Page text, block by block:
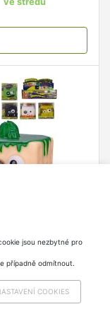
cm - mix
– možnost
hračka
jsou nezbytné pro
případně odmítnout.
COOKIES